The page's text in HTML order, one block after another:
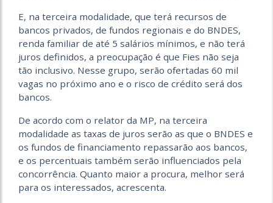
E, na terceira modalidade, que terá recursos de
bancos privados, de fundos regionais e do BNDES,
renda familiar de até 5 salários mínimos, e não terá
juros definidos, a preocupação é que Fies não seja
tão inclusivo. Nesse grupo, serão ofertadas 60 mil
vagas no próximo ano e o risco de crédito será dos
bancos.
De acordo com o relator da MP, na terceira
modalidade as taxas de juros serão as que o BNDES e
os fundos de financiamento repassarão aos bancos,
e os percentuais também serão influenciados pela
concorrência. Quanto maior a procura, melhor será
para os interessados, acrescenta.